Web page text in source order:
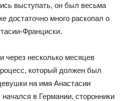
выступать, он был весьма
достаточно много раскопал о
Франциски.
через несколько месяцев
который должен был
на имя Анастасии
в Германии, сторонники